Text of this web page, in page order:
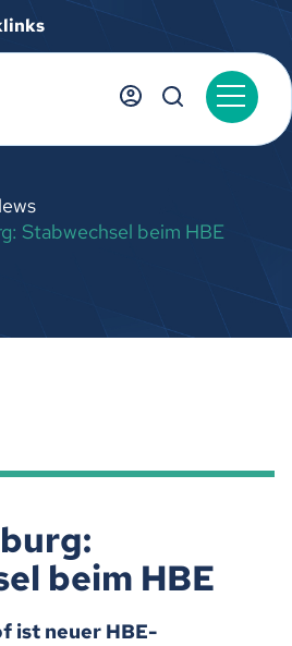
Stabwechsel beim HBE
beim HBE
ist neuer HBE-